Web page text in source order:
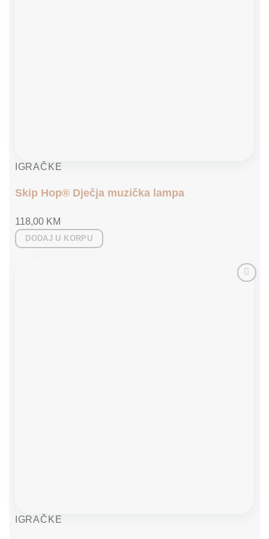
IGRAČKE
Skip Hop® Dječja muzička lampa
118,00 KM
DODAJ U KORPU
IGRAČKE